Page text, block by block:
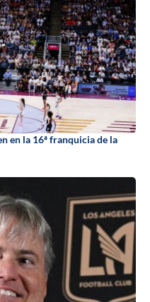
en la 16ª franquicia de la